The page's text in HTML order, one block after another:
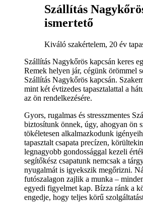
Szállítás
ismertető
Kiváló szakértelem, 20 év
Szállítás Nagykőrös kapcsán keres
Remek helyen jár, cégünk örömmel
Szállítás Nagykőrös kapcsán.
mint két évtizedes tapasztalattal a
az ön rendelkezésére.
Gyors, rugalmas és stresszmentes
biztosítunk önnek, úgy, ahogyan ön
tökéletesen alkalmazkodunk
tapasztalt csapata precízen,
legnagyobb gondossággal kezeli
segítőkész csapatunk nemcsak a
nyugalmát is igyekszik megőrizni.
futószalagon zajlik a munka –
egyedi figyelmet kap. Bízza ránk a
engedje, hogy teljes körű